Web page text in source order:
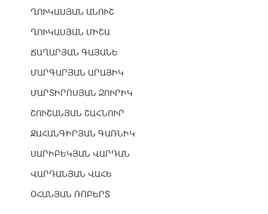
ՂՈՒԿԱՍՅԱՆ ԱՆՈՒՇ
ՂՈՒԿԱՍՅԱՆ ՄԻՇԱ
ՃԱՂԱՐՅԱՆ ԳԱՅԱՆԵ
ՄԱՐԳԱՐՅԱՆ ԱՐԱՅԻԿ
ՄԱՐՏԻՐՈՍՅԱՆ ԶՈՒՐԻԿ
ՇՈՒՇԱՆՅԱՆ ՇԱՀՆՈՒՐ
ՋԱՀԱՆԳԻՐՅԱՆ ԳԱՌՆԻԿ
ՍԱՐԻԲԵԿՅԱՆ ՎԱՐԴԱՆ
ՎԱՐԴԱՆՅԱՆ ՎԱՀԵ
ՕՀԱՆՅԱՆ ՌՈԲԵՐՏ